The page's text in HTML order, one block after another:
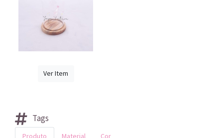
Ver Item
Tags
Produto Material Cor